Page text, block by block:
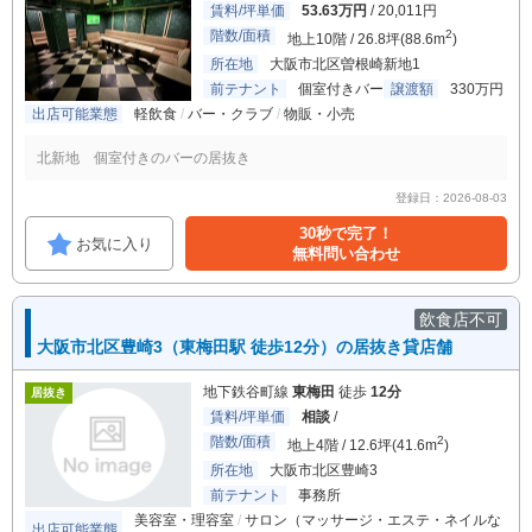
賃料/坪単価 53.63万円 / 20,011円
階数/面積
地上10階 / 26.8坪(88.6m2)
所在地
大阪市北区曽根崎新地1
前テナント
個室付きバー 譲渡額
330万円
出店可能業態
軽飲食 バー・クラブ 物販・小売
北新地 個室付きのバーの居抜き
登録日：2026-08-03
お気に入り
30秒で完了！
無料問い合わせ
飲食店不可
大阪市北区豊崎3（東梅田駅 徒歩12分）の居抜き貸店舗
居抜き 地下鉄谷町線 東梅田 徒歩 12分
賃料/坪単価
相談 /
階数/面積
地上4階 / 12.6坪(41.6m2)
所在地
大阪市北区豊崎3
前テナント
事務所
美容室・理容室
サロン（マッサージ・エステ・ネイルな